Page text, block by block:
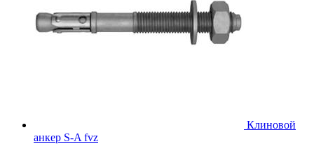
Клиновой
анкер S-A fvz